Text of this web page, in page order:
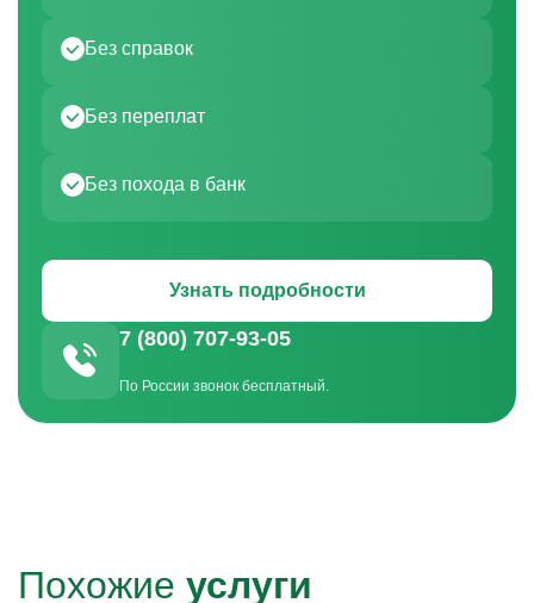
Узнать подробности
7 (800) 707-93-05
По России звонок бесплатный.
Без справок
Без переплат
Без похода в банк
Похожие услуги